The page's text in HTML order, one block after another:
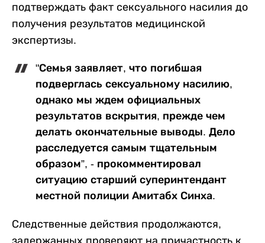
подтверждать факт сексуального насилия до
получения результатов медицинской
экспертизы.
"Семья заявляет, что погибшая
подверглась сексуальному насилию,
однако мы ждем официальных
результатов вскрытия, прежде чем
делать окончательные выводы. Дело
расследуется самым тщательным
образом”, - прокомментировал
ситуацию старший суперинтендант
местной полиции Амитабх Синха.
Следственные действия продолжаются,
задержанных проверяют на причастность к